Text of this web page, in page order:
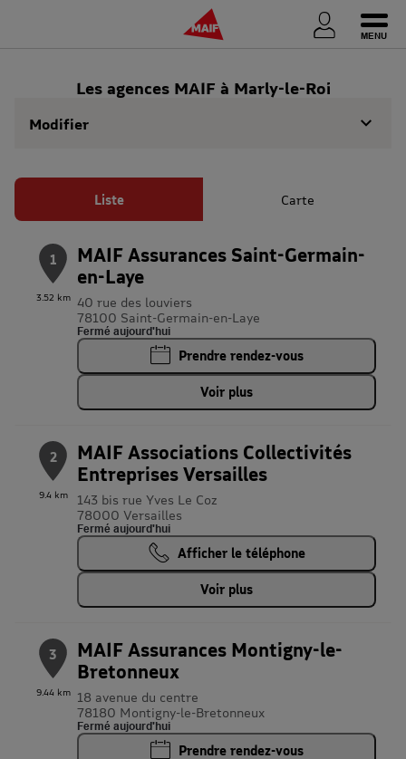
Les agences MAIF à Marly-le-Roi
Modifier
Liste Carte
1
3.52 km
MAIF Assurances Saint-Germain-
en-Laye
40 rue des louviers
78100 Saint-Germain-en-Laye
Fermé aujourd'hui
Prendre rendez-vous
Voir plus
2
9.4 km
MAIF Associations Collectivités
Entreprises Versailles
143 bis rue Yves Le Coz
78000 Versailles
Fermé aujourd'hui
Afficher le téléphone
Voir plus
3
9.44 km
MAIF Assurances Montigny-le-
Bretonneux
18 avenue du centre
78180 Montigny-le-Bretonneux
Fermé aujourd'hui
Prendre rendez-vous